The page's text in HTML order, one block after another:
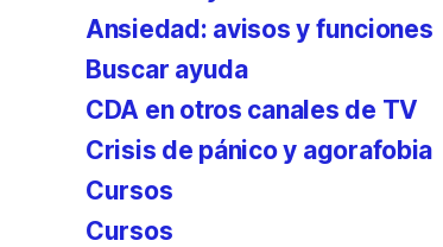
Ansiedad: avisos y funciones
Buscar ayuda
CDA en otros canales de TV
Crisis de pánico y agorafobia
Cursos
Cursos